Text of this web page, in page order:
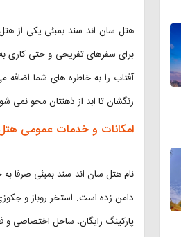
برای سفرهای تفریحی و حتی کاری
رنگشان تا ابد از ذهنتان محو نمی
امکانات و خدمات عمومی
نام هتل سان اند سند بمبئی صرفا
دامن زده است. استخر روباز و
پارکینگ رایگان، ساحل اختصاصی و